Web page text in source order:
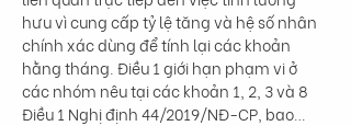
hưu vì cung cấp tỷ lệ tăng và hệ số nhân
chính xác dùng để tính lại các khoản
hằng tháng. Điều 1 giới hạn phạm vi ở
các nhóm nêu tại các khoản 1, 2, 3 và 8
Điều 1 Nghị định 44/2019/NĐ-CP, bao…